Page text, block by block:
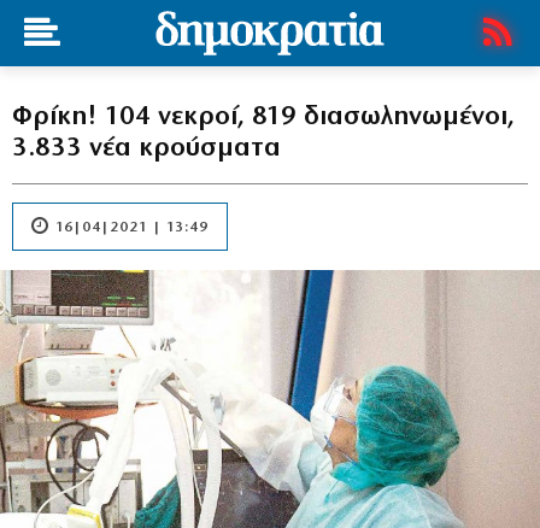
Φρίκη! 104 νεκροί, 819 διασωληνωμένοι,
3.833 νέα κρούσματα
16|04|2021 | 13:49